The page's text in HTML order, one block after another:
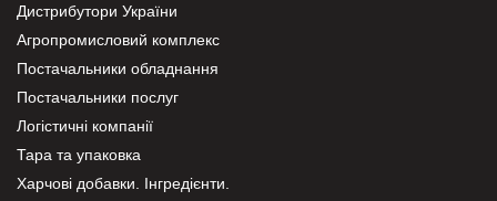
Дистрибутори України
Агропромисловий комплекс
Постачальники обладнання
Постачальники послуг
Логістичні компанії
Тара та упаковка
Харчові добавки. Інгредієнти.